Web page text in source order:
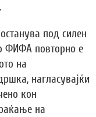
под силен
ФИФА повторно е
на
нагласувајќи
кон
на